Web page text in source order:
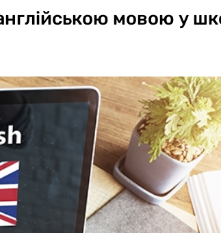
мовою у